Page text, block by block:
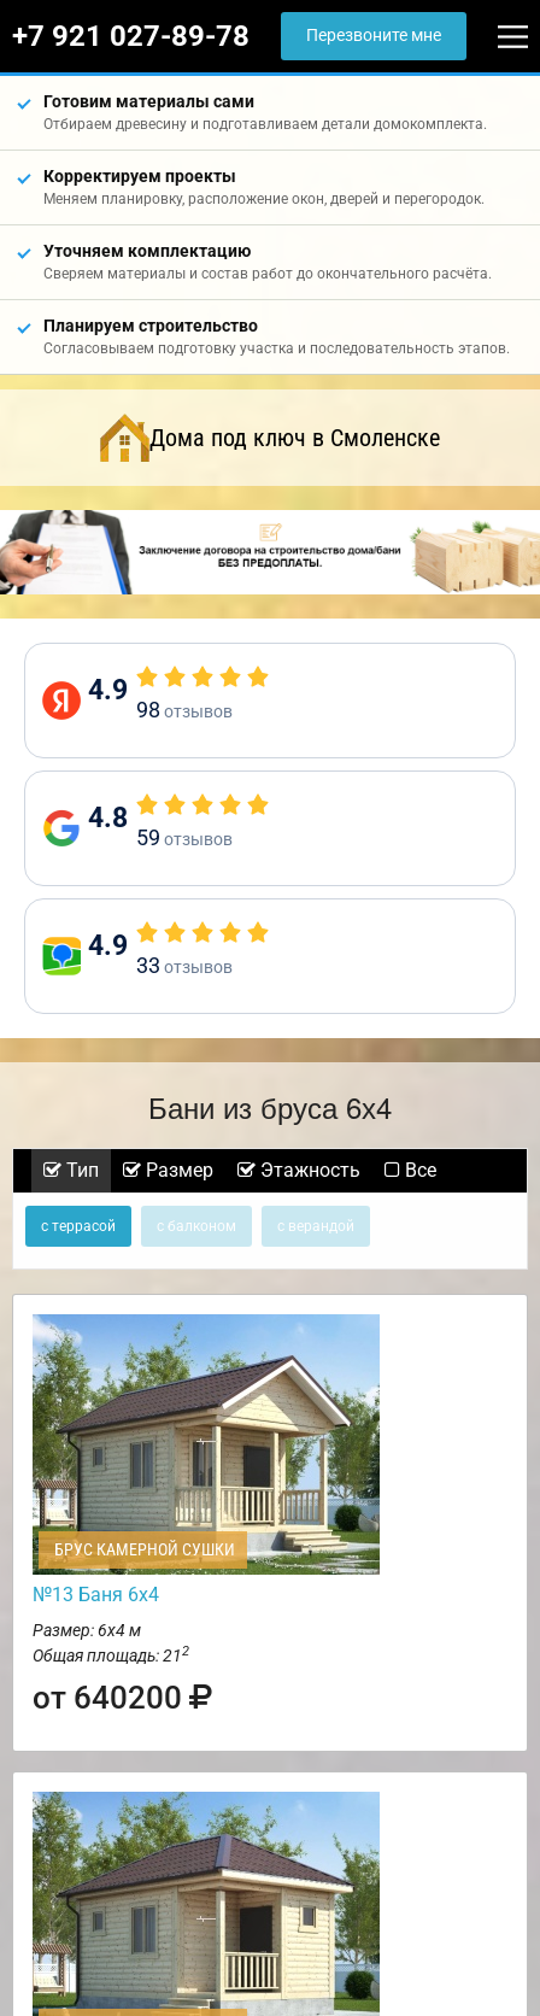
+7 921 027-89-78 Перезвоните мне
Готовим материалы сами
Отбираем древесину и подготавливаем детали домокомплекта.
Корректируем проекты
Меняем планировку, расположение окон, дверей и перегородок.
Уточняем комплектацию
Сверяем материалы и состав работ до окончательного расчёта.
Планируем строительство
Согласовываем подготовку участка и последовательность этапов.
Дома под ключ в Смоленске
4.9
98 отзывов
4.8
59 отзывов
4.9
33 отзывов
Бани из бруса 6х4
Тип Размер Этажность Все
с террасой с балконом с верандой
БРУС КАМЕРНОЙ СУШКИ
№13 Баня 6х4
Размер: 6х4 м
Общая площадь: 212
от 640200